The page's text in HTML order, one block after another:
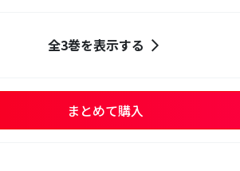
全3巻を表示する
まとめて購入